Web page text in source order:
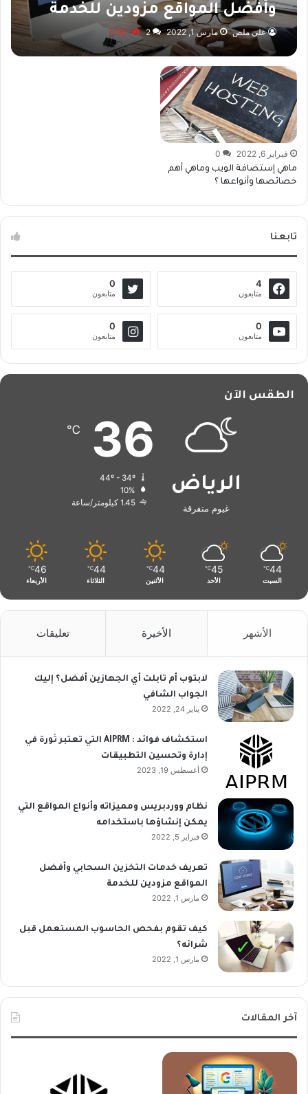
وأفضل المواقع مزودين للخدمة
علي ملص مارس 1, 2022 2 5٬961
فبراير 6, 2022 0
ماهي إستضافة الويب وماهي أهم
خصائصها وأنواعها ؟
تابعنا
4
متابعون
0
متابعون
0
متابعون
0
متابعون
الطقس الآن
الرياض
غيوم متفرقة
36
℃
10%
1.45 كيلومتر/ساعة
44
℃
السبت
45
℃
الأحد
44
℃
الأثنين
44
℃
الثلاثاء
46
℃
الأربعاء
الأشهر الأخيرة تعليقات
لابتوب أم تابلت أي الجهازين أفضل؟ إليك
الجواب الشافي
يناير 24, 2022
استكشاف فوائد : AIPRM التي تعتبر ثورة في
إدارة وتحسين التطبيقات
أغسطس 19, 2023
نظام ووردبريس ومميزاته وأنواع المواقع التي
يمكن إنشاؤها باستخدامه
فبراير 5, 2022
تعريف خدمات التخزين السحابي وأفضل
المواقع مزودين للخدمة
مارس 1, 2022
كيف تقوم بفحص الحاسوب المستعمل قبل
شرائه؟
مارس 1, 2022
آخر المقالات